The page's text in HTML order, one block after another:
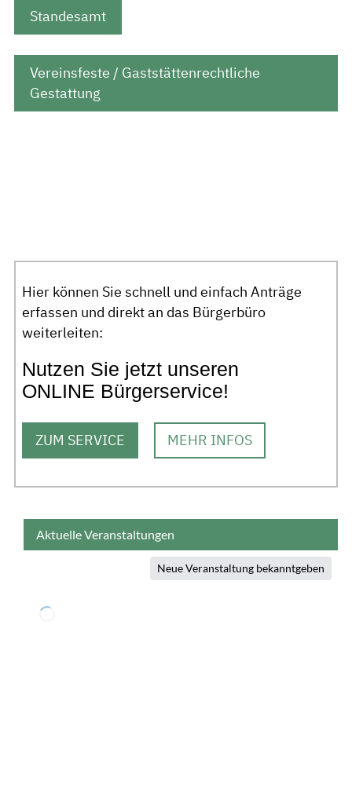
Standesamt
Vereinsfeste / Gaststättenrechtliche
Gestattung
Hier können Sie schnell und einfach Anträge
erfassen und direkt an das Bürgerbüro
weiterleiten:
Nutzen Sie jetzt unseren
ONLINE Bürgerservice!
ZUM SERVICE MEHR INFOS